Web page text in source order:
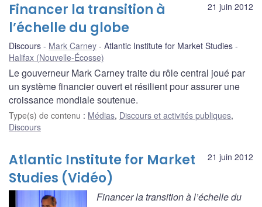
21 juin 2012
Financer la transition à
l’échelle du globe
Discours Mark Carney
Atlantic Institute for Market Studies
Halifax (Nouvelle-Écosse)
Le gouverneur Mark Carney traite du rôle central joué par
un système financier ouvert et résilient pour assurer une
croissance mondiale soutenue.
Type(s) de contenu : Médias, Discours et activités publiques,
Discours
21 juin 2012
Atlantic Institute for Market
Studies (Vidéo)
Financer la transition à l’échelle du